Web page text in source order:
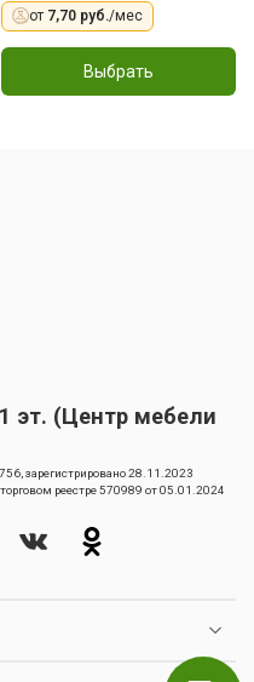
от 7,70 руб./мес
Выбрать
эт. (Центр мебели
зарегистрировано 28.11.2023
реестре 570989 от 05.01.2024